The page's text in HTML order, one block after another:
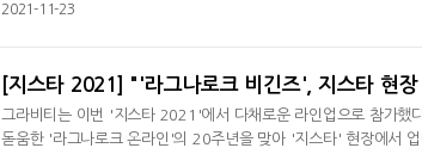
PS의 발전 역사에서 샌드박스 플레이 요소들을 잘 엮어낸 제품으
2021-11-23
[지스타 2021] "'라그나로크 비긴즈', 지스타 현
그라비티는 이번 '지스타 2021'에서 다채로운 라인업으로 참가했
돋움한 '라그나로크 온라인'의 20주년을 맞아 '지스타' 현장에서 업데이트